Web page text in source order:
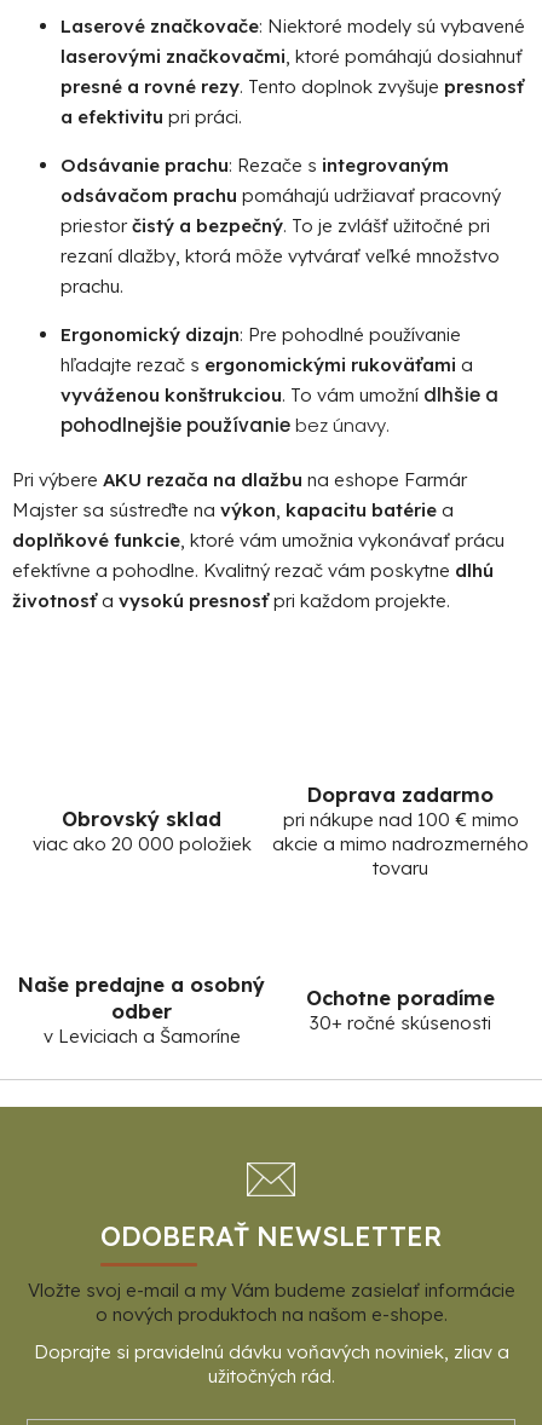
Laserové značkovače: Niektoré modely sú vybavené
laserovými značkovačmi, ktoré pomáhajú dosiahnuť
presné a rovné rezy. Tento doplnok zvyšuje presnosť
a efektivitu pri práci.
Odsávanie prachu: Rezače s integrovaným
odsávačom prachu pomáhajú udržiavať pracovný
priestorčistý a bezpečný. To je zvlášť užitočné pri
rezaní dlažby, ktorá môže vytvárať veľké množstvo
prachu.
Ergonomický dizajn: Pre pohodlné používanie
hľadajte rezač s ergonomickými rukoväťami a
vyváženou konštrukciou. To vám umožní dlhšie a
pohodlnejšie používaniebez únavy.
Pri výbere AKU rezača na dlažbu na eshope Farmár
Majster sa sústreďte na výkon, kapacitu batérie a
doplňkové funkcie, ktoré vám umožnia vykonávať prácu
efektívne a pohodlne. Kvalitný rezač vám poskytne dlhú
životnosťa vysokú presnosťpri každom projekte.
Obrovský sklad
viac ako 20 000 položiek
Doprava zadarmo
pri nákupe nad 100 € mimo
akcie a mimo nadrozmerného
tovaru
Naše predajne a osobný
odber
v Leviciach a Šamoríne
Ochotne poradíme
30+ ročné skúsenosti
Z
ODOBERAŤ NEWSLETTER
Vložte svoj e-mail a my Vám budeme zasielať informácie
o nových produktoch na našom e-shope.